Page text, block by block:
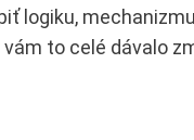
logiku,
to celé dávalo